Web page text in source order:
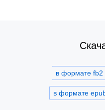
в формате fb2
в формате